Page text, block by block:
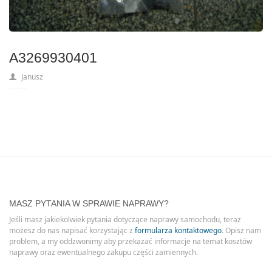
A3269930401
Janusz
MASZ PYTANIA W SPRAWIE NAPRAWY?
Jeśli masz jakiekolwiek pytania dotyczące naprawy samochodu, teraz
możesz do nas napisać korzystając z formularza kontaktowego. Opisz nam
problem, a my oddzwonimy aby przekazać informacje na temat kosztów
naprawy oraz ewentualnego zakupu części zamiennych.